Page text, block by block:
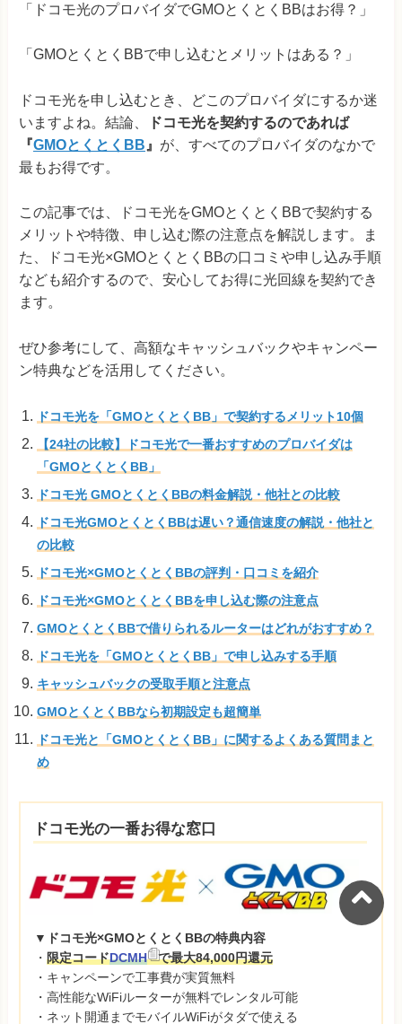
「ドコモ光のプロバイダでGMOとくとくBBはお得？」
「GMOとくとくBBで申し込むとメリットはある？」
ドコモ光を申し込むとき、どこのプロバイダにするか迷
いますよね。結論、
ドコモ光を契約するのであれば
『GMOとくとくBB 』 が、すべてのプロバイダのなかで
最もお得です。
この記事では、ドコモ光をGMOとくとくBBで契約する
メリットや特徴、申し込む際の注意点を解説します。ま
た、ドコモ光×GMOとくとくBBの口コミや申し込み手順
なども紹介するので、安心してお得に光回線を契約でき
ます。
ぜひ参考にして、高額なキャッシュバックやキャンペー
ン特典などを活用してください。
ドコモ光を「GMOとくとくBB」で契約するメリット10個
【24社の比較】ドコモ光で一番おすすめのプロバイダは
「GMOとくとくBB」
ドコモ光 GMOとくとくBBの料金解説・他社との比較
ドコモ光GMOとくとくBBは遅い？通信速度の解説・他社と
の比較
ドコモ光×GMOとくとくBBの評判・口コミを紹介
ドコモ光×GMOとくとくBBを申し込む際の注意点
GMOとくとくBBで借りられるルーターはどれがおすすめ？
ドコモ光を「GMOとくとくBB」で申し込みする手順
キャッシュバックの受取手順と注意点
GMOとくとくBBなら初期設定も超簡単
ドコモ光と「GMOとくとくBB」に関するよくある質問まと
め
ドコモ光の一番お得な窓口
▼ドコモ光×GMOとくとくBBの特典内容
・ 限定コードDCMH
で最大84,000円還元
・キャンペーンで工事費が実質無料
・高性能なWiFiルーターが無料でレンタル可能
・ネット開通までモバイルWiFiがタダで使える